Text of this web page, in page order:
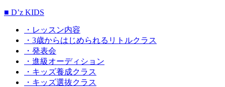
■ D’z KIDS
・レッスン内容
・3歳からはじめられるリトルクラス
・発表会
・進級オーディション
・キッズ養成クラス
・キッズ選抜クラス